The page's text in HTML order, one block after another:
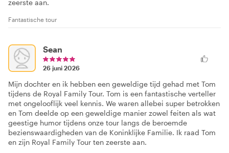
zeerste aan.
Fantastische tour
Sean
26 juni 2026
Mijn dochter en ik hebben een geweldige tijd gehad met Tom
tijdens de Royal Family Tour. Tom is een fantastische verteller
met ongelooflijk veel kennis. We waren allebei super betrokken
en Tom deelde op een geweldige manier zowel feiten als wat
geestige humor tijdens onze tour langs de beroemde
bezienswaardigheden van de Koninklijke Familie. Ik raad Tom
en zijn Royal Family Tour ten zeerste aan.